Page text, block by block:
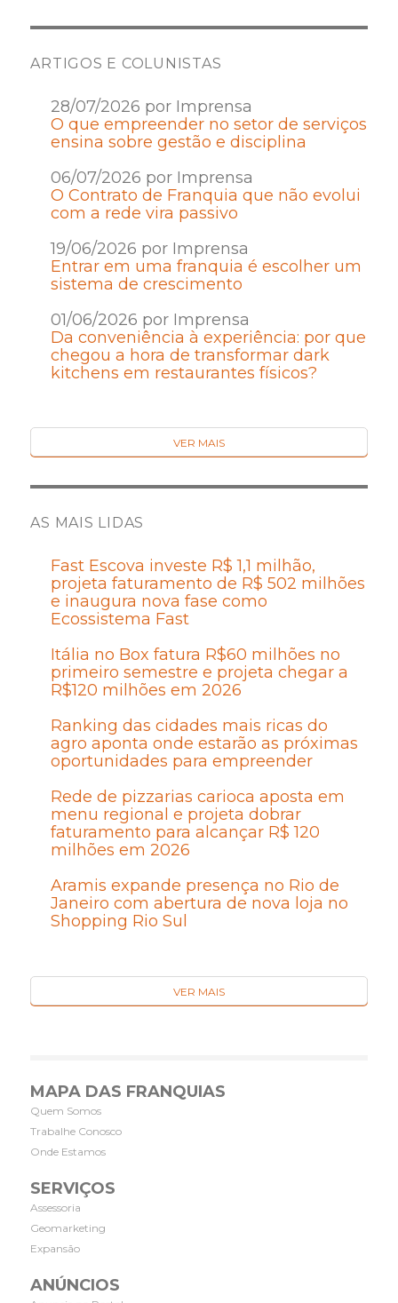
ARTIGOS E COLUNISTAS
28/07/2026 por Imprensa
O que empreender no setor de serviços
ensina sobre gestão e disciplina
06/07/2026 por Imprensa
O Contrato de Franquia que não evolui
com a rede vira passivo
19/06/2026 por Imprensa
Entrar em uma franquia é escolher um
sistema de crescimento
01/06/2026 por Imprensa
Da conveniência à experiência: por que
chegou a hora de transformar dark
kitchens em restaurantes físicos?
VER MAIS
AS MAIS LIDAS
Fast Escova investe R$ 1,1 milhão,
projeta faturamento de R$ 502 milhões
e inaugura nova fase como
Ecossistema Fast
Itália no Box fatura R$60 milhões no
primeiro semestre e projeta chegar a
R$120 milhões em 2026
Ranking das cidades mais ricas do
agro aponta onde estarão as próximas
oportunidades para empreender
Rede de pizzarias carioca aposta em
menu regional e projeta dobrar
faturamento para alcançar R$ 120
milhões em 2026
Aramis expande presença no Rio de
Janeiro com abertura de nova loja no
Shopping Rio Sul
VER MAIS
MAPA DAS FRANQUIAS
Quem Somos
Trabalhe Conosco
Onde Estamos
SERVIÇOS
Assessoria
Geomarketing
Expansão
ANÚNCIOS